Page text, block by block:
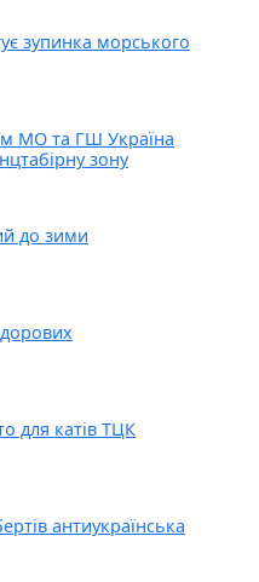
зупинка морського
МО та ГШ Україна
зону
до зими
для катів ТЦК
антиукраїнська